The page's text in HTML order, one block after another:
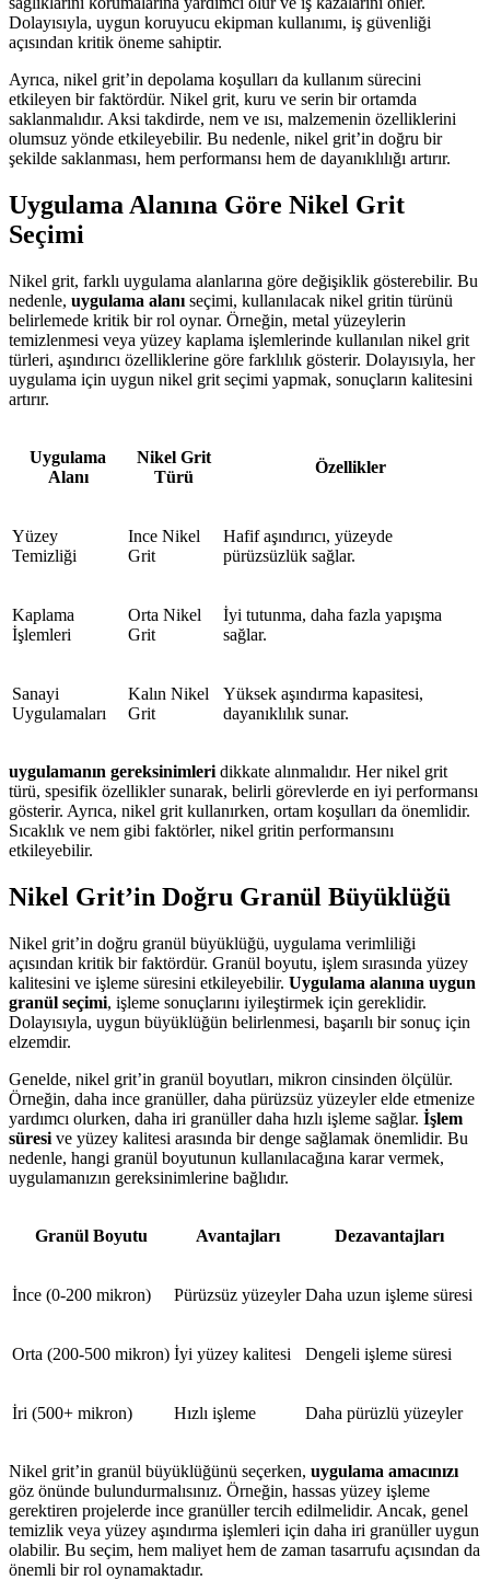
Dolayısıyla, uygun koruyucu ekipman kullanımı, iş güvenliği
açısından kritik öneme sahiptir.
Ayrıca, nikel grit’in depolama koşulları da kullanım sürecini
etkileyen bir faktördür. Nikel grit, kuru ve serin bir ortamda
saklanmalıdır. Aksi takdirde, nem ve ısı, malzemenin özelliklerini
olumsuz yönde etkileyebilir. Bu nedenle, nikel grit’in doğru bir
şekilde saklanması, hem performansı hem de dayanıklılığı artırır.
Uygulama Alanına Göre Nikel Grit
Seçimi
Nikel grit, farklı uygulama alanlarına göre değişiklik gösterebilir. Bu
nedenle, uygulama alanı seçimi, kullanılacak nikel gritin türünü
belirlemede kritik bir rol oynar. Örneğin, metal yüzeylerin
temizlenmesi veya yüzey kaplama işlemlerinde kullanılan nikel grit
türleri, aşındırıcı özelliklerine göre farklılık gösterir. Dolayısıyla, her
uygulama için uygun nikel grit seçimi yapmak, sonuçların kalitesini
artırır.
Uygulama
Alanı
Nikel Grit
Türü
Özellikler
Yüzey
Temizliği
Ince Nikel
Grit
Hafif aşındırıcı, yüzeyde
pürüzsüzlük sağlar.
Kaplama
İşlemleri
Orta Nikel
Grit
İyi tutunma, daha fazla yapışma
sağlar.
Sanayi
Uygulamaları
Kalın Nikel
Grit
Yüksek aşındırma kapasitesi,
dayanıklılık sunar.
uygulamanın gereksinimleri dikkate alınmalıdır. Her nikel grit
türü, spesifik özellikler sunarak, belirli görevlerde en iyi performansı
gösterir. Ayrıca, nikel grit kullanırken, ortam koşulları da önemlidir.
Sıcaklık ve nem gibi faktörler, nikel gritin performansını
etkileyebilir.
Nikel Grit’in Doğru Granül Büyüklüğü
Nikel grit’in doğru granül büyüklüğü, uygulama verimliliği
açısından kritik bir faktördür. Granül boyutu, işlem sırasında yüzey
kalitesini ve işleme süresini etkileyebilir. Uygulama alanına uygun
granül seçimi, işleme sonuçlarını iyileştirmek için gereklidir.
Dolayısıyla, uygun büyüklüğün belirlenmesi, başarılı bir sonuç için
elzemdir.
Genelde, nikel grit’in granül boyutları, mikron cinsinden ölçülür.
Örneğin, daha ince granüller, daha pürüzsüz yüzeyler elde etmenize
yardımcı olurken, daha iri granüller daha hızlı işleme sağlar. İşlem
süresi ve yüzey kalitesi arasında bir denge sağlamak önemlidir. Bu
nedenle, hangi granül boyutunun kullanılacağına karar vermek,
uygulamanızın gereksinimlerine bağlıdır.
Granül Boyutu Avantajları Dezavantajları
İnce (0-200 mikron) Pürüzsüz yüzeyler Daha uzun işleme süresi
Orta (200-500 mikron) İyi yüzey kalitesi Dengeli işleme süresi
İri (500+ mikron) Hızlı işleme Daha pürüzlü yüzeyler
Nikel grit’in granül büyüklüğünü seçerken, uygulama amacınızı
göz önünde bulundurmalısınız. Örneğin, hassas yüzey işleme
gerektiren projelerde ince granüller tercih edilmelidir. Ancak, genel
temizlik veya yüzey aşındırma işlemleri için daha iri granüller uygun
olabilir. Bu seçim, hem maliyet hem de zaman tasarrufu açısından da
önemli bir rol oynamaktadır.